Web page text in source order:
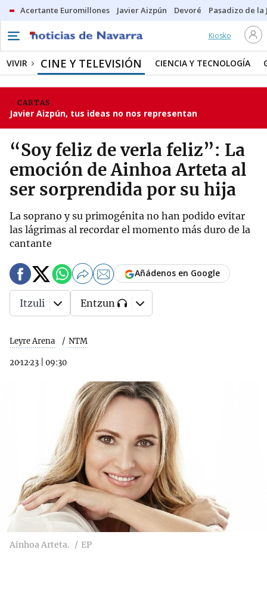
Acertante Euromillones Javier Aizpún Devoré Pasadizo de la
Kiosko
VIVIR CINE Y TELEVISIÓN CIENCIA Y TECNOLOGÍA
CARTAS
Javier Aizpún, tus ideas no nos representan
“Soy feliz de verla feliz”: La
emoción de Ainhoa Arteta al
ser sorprendida por su hija
La soprano y su primogénita no han podido evitar
las lágrimas al recordar el momento más duro de la
cantante
Leyre Arena NTM
20·12·23 09:30
Añádenos en Google
Itzuli Entzun
Ainhoa Arteta. EP